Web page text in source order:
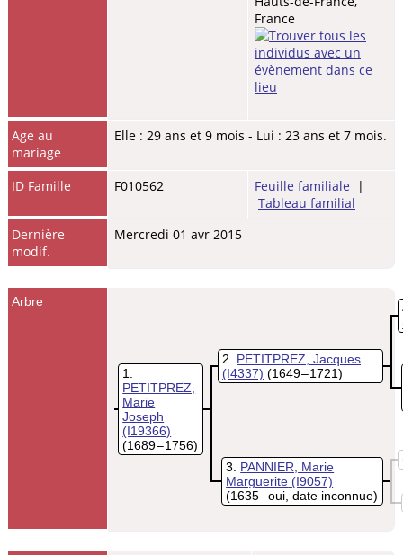
France
Age au
mariage
Elle : 29 ans et 9 mois - Lui : 23 ans et 7 mois.
ID Famille F010562 Feuille familiale |
Tableau familial
Dernière
modif.
Mercredi 01 avr 2015
Arbre
1
PETITPREZ,
Marie
Joseph
(I19366)
(1689 – 1756)
2
PETITPREZ, Jacques
(I4337) (1649 – 1721)
3
PANNIER, Marie
Marguerite (I9057)
(1635 – oui, date inconnue)